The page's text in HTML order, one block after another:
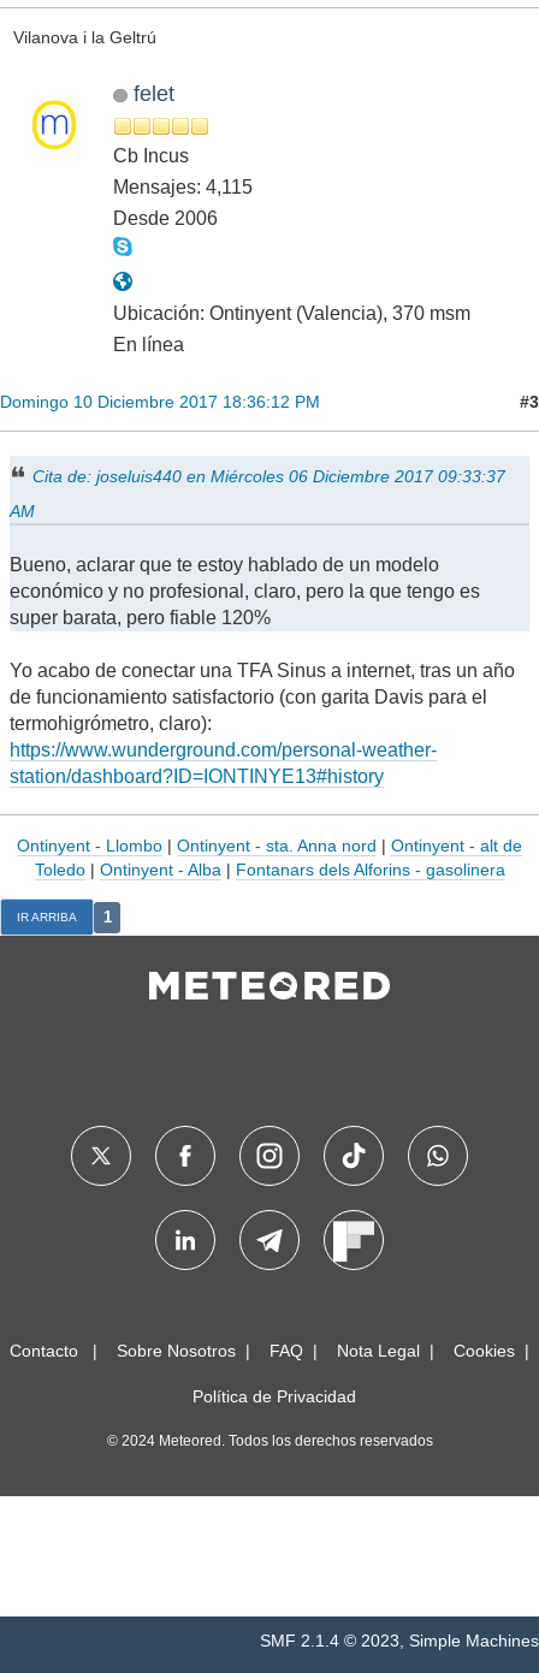
Vilanova i la Geltrú
felet
Cb Incus
Mensajes: 4,115
Desde 2006
Ubicación: Ontinyent (Valencia), 370 msm
En línea
Domingo 10 Diciembre 2017 18:36:12 PM #3
Cita de: joseluis440 en Miércoles 06 Diciembre 2017 09:33:37
AM
Bueno, aclarar que te estoy hablado de un modelo
económico y no profesional, claro, pero la que tengo es
super barata, pero fiable 120%
Yo acabo de conectar una TFA Sinus a internet, tras un año
de funcionamiento satisfactorio (con garita Davis para el
termohigrómetro, claro):
https://www.wunderground.com/personal-weather-
station/dashboard?ID=IONTINYE13#history
Ontinyent - Llombo | Ontinyent - sta. Anna nord | Ontinyent - alt de
Toledo| Ontinyent - Alba | Fontanars dels Alforins - gasolinera
IR ARRIBA 1
Contacto Sobre Nosotros FAQ Nota Legal Cookies
Política de Privacidad
© 2024 Meteored. Todos los derechos reservados
SMF 2.1.4 © 2023 Simple Machines